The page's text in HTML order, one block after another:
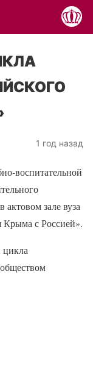
1 год назад
воспитательной
зале вуза
Крыма с Россией».
цикла